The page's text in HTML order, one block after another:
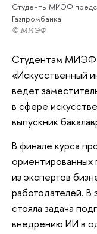
Студенты МИЭФ
Газпромбанка
© МИЭФ
Студентам МИЭФ
«Искусственный
ведет
в сфере
выпускник
В финале курса
из экспертов
работодателей. В
стояла задача
внедрению ИИ в